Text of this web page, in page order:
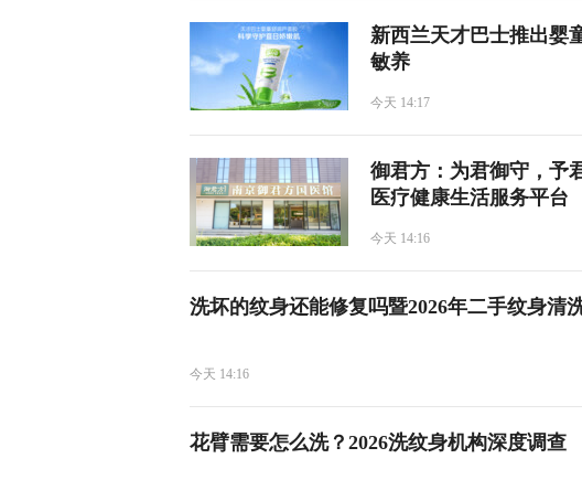
新西兰天才巴士推出婴
敏养
今天 14:17
御君方：为君御守，
医疗健康生活服务平台
今天 14:16
洗坏的纹身还能修复吗暨2026年二手纹身清
今天 14:16
花臂需要怎么洗？2026洗纹身机构深度调查